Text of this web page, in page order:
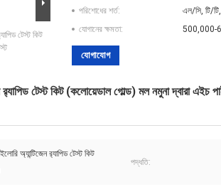
টেস্ট কিট
পরিশোধের শর্ত:
এল/সি, টি/টি,
যোগানের ক্ষমতা:
500,000-
যোগাযোগ
র‍্যাপিড টেস্ট কিট (কলোয়েডাল গোল্ড) মল নমুনা দ্বারা এইচ
অ্যান্টিজেন র‌্যাপিড টেস্ট কিট
পদ্ধতি: